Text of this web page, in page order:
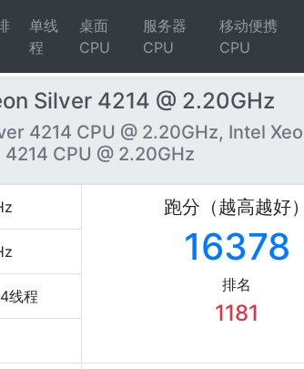
单线
程
桌面
CPU
服务器
CPU
移动便携
CPU
Silver 4214 @ 2.20GHz
4214 CPU @ 2.20GHz, Intel
4214 CPU @ 2.20GHz
跑分（越高越好
16378
排名
1181
线程